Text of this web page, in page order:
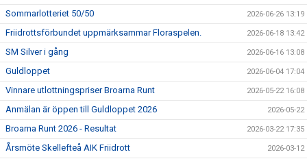
Sommarlotteriet 50/50 2026-06-26 13:19
Friidrottsförbundet uppmärksammar Floraspelen. 2026-06-18 13:42
SM Silver i gång 2026-06-16 13:08
Guldloppet 2026-06-04 17:04
Vinnare utlottningspriser Broarna Runt 2026-05-22 16:08
Anmälan är öppen till Guldloppet 2026 2026-05-22
Broarna Runt 2026 - Resultat 2026-03-22 17:35
Årsmöte Skellefteå AIK Friidrott 2026-03-12